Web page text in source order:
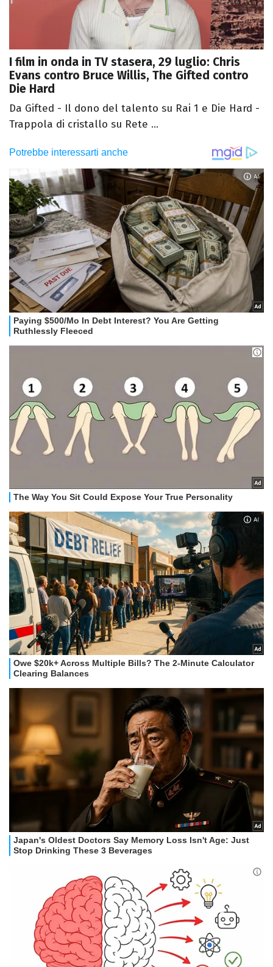
I film in onda in TV stasera, 29 luglio: Chris
Evans contro Bruce Willis, The Gifted contro
Die Hard
Da Gifted - Il dono del talento su Rai 1 e Die Hard -
Trappola di cristallo su Rete ...